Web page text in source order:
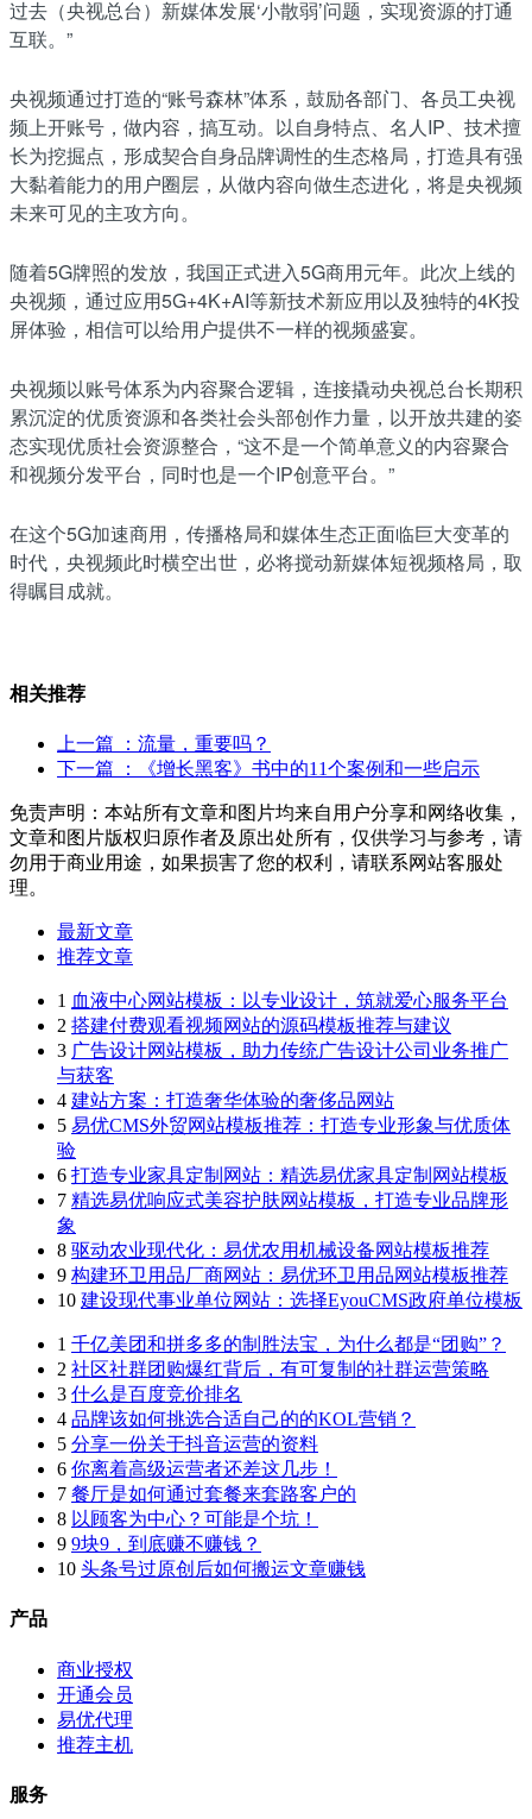
过去（央视总台）新媒体发展‘小散弱’问题，实现资源的打通
互联。”
央视频通过打造的“账号森林”体系，鼓励各部门、各员工央视
频上开账号，做内容，搞互动。以自身特点、名人IP、技术擅
长为挖掘点，形成契合自身品牌调性的生态格局，打造具有强
大黏着能力的用户圈层，从做内容向做生态进化，将是央视频
未来可见的主攻方向。
随着5G牌照的发放，我国正式进入5G商用元年。此次上线的
央视频，通过应用5G+4K+AI等新技术新应用以及独特的4K投
屏体验，相信可以给用户提供不一样的视频盛宴。
央视频以账号体系为内容聚合逻辑，连接撬动央视总台长期积
累沉淀的优质资源和各类社会头部创作力量，以开放共建的姿
态实现优质社会资源整合，“这不是一个简单意义的内容聚合
和视频分发平台，同时也是一个IP创意平台。”
在这个5G加速商用，传播格局和媒体生态正面临巨大变革的
时代，央视频此时横空出世，必将搅动新媒体短视频格局，取
得瞩目成就。
相关推荐
上一篇
：流量，重要吗？
下一篇
：《增长黑客》书中的11个案例和一些启示
免责声明：本站所有文章和图片均来自用户分享和网络收集，
文章和图片版权归原作者及原出处所有，仅供学习与参考，请
勿用于商业用途，如果损害了您的权利，请联系网站客服处
理。
最新文章
推荐文章
1 血液中心网站模板：以专业设计，筑就爱心服务平台
2 搭建付费观看视频网站的源码模板推荐与建议
3 广告设计网站模板，助力传统广告设计公司业务推广
与获客
4 建站方案：打造奢华体验的奢侈品网站
5 易优CMS外贸网站模板推荐：打造专业形象与优质体
验
6 打造专业家具定制网站：精选易优家具定制网站模板
7 精选易优响应式美容护肤网站模板，打造专业品牌形
象
8 驱动农业现代化：易优农用机械设备网站模板推荐
9 构建环卫用品厂商网站：易优环卫用品网站模板推荐
10 建设现代事业单位网站：选择EyouCMS政府单位模板
1 千亿美团和拼多多的制胜法宝，为什么都是“团购”？
2 社区社群团购爆红背后，有可复制的社群运营策略
3 什么是百度竞价排名
4 品牌该如何挑选合适自己的的KOL营销？
5 分享一份关于抖音运营的资料
6 你离着高级运营者还差这几步！
7 餐厅是如何通过套餐来套路客户的
8 以顾客为中心？可能是个坑！
9 9块9，到底赚不赚钱？
10 头条号过原创后如何搬运文章赚钱
产品
商业授权
开通会员
易优代理
推荐主机
服务